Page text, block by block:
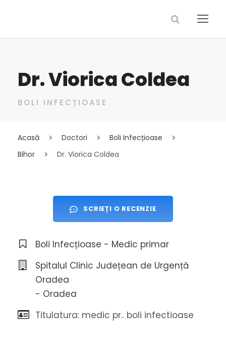
Dr. Viorica Coldea
BOLI INFECȚIOASE
Acasă Doctori
Boli Infecțioase
Bihor
Dr. Viorica Coldea
SCRIEȚI O RECENZIE
Boli Infecțioase - Medic primar
Spitalul Clinic Județean de Urgență
Oradea
- Oradea
Titulatura: medic pr.. boli infectioase